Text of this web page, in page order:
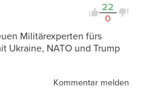
22
0
Militärexperten fürs
Ukraine, NATO und Trump
Kommentar melden